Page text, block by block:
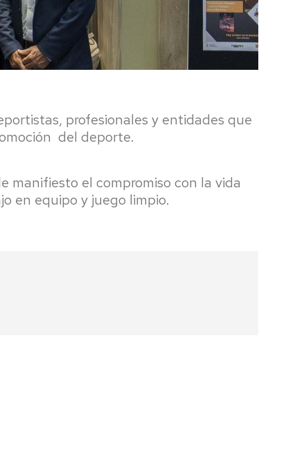
profesionales y entidades que
del deporte.
manifiesto el compromiso con la vida
en equipo y juego limpio.